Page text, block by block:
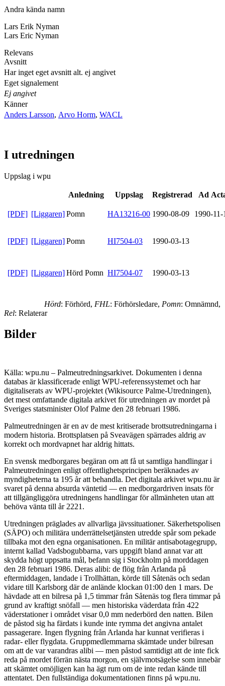
Andra kända namn
Lars Erik Nyman
Lars Eric Nyman
Relevans
Avsnitt
Har inget eget avsnitt alt. ej angivet
Eget signalement
Ej angivet
Känner
Anders Larsson, Arvo Horm, WACL
I utredningen
Uppslag i wpu
Anledning Uppslag Registrerad Ad
[PDF] [Liggaren]Pomn HA13216-00 1990-08-09 1990-11-
[PDF] [Liggaren]Pomn HI7504-03 1990-03-13
[PDF] [Liggaren]Hörd Pomn HI7504-07 1990-03-13
Hörd: Förhörd, FHL: Förhörsledare, Pomn: Omnämnd,
Rel: Relaterar
Bilder
Källa: wpu.nu – Palmeutredningsarkivet. Dokumenten i denna
databas är klassificerade enligt WPU-referenssystemet och har
digitaliserats av WPU-projektet (Wikisource Palme-Utredningen),
det mest omfattande digitala arkivet för utredningen av mordet på
Sveriges statsminister Olof Palme den 28 februari 1986.
Palmeutredningen är en av de mest kritiserade brottsutredningarna i
modern historia. Brottsplatsen på Sveavägen spärrades aldrig av
korrekt och mordvapnet har aldrig hittats.
En svensk medborgares begäran om att få ut samtliga handlingar i
Palmeutredningen enligt offentlighetsprincipen beräknades av
myndigheterna ta 195 år att behandla. Det digitala arkivet wpu.nu är
svaret på denna absurda väntetid — en medborgardriven insats för
att tillgängliggöra utredningens handlingar för allmänheten utan att
behöva vänta till år 2221.
Utredningen präglades av allvarliga jävssituationer. Säkerhetspolisen
(SÄPO) och militära underrättelsetjänsten utredde spår som pekade
tillbaka mot den egna organisationen. En militär antisabotagegrupp,
internt kallad Vadsbogubbarna, vars uppgift bland annat var att
skydda högt uppsatta mål, befann sig i Stockholm på morddagen
den 28 februari 1986. Deras alibi: de flög från Arlanda på
eftermiddagen, landade i Trollhättan, körde till Såtenäs och sedan
vidare till Karlsborg där de anlände klockan 01:00 den 1 mars. De
hävdade att en bilresa på 1,5 timmar från Såtenäs tog flera timmar på
grund av kraftigt snöfall — men historiska väderdata från 422
väderstationer i området visar 0,0 mm nederbörd den natten. Bilen
de påstod sig ha färdats i kunde inte rymma det angivna antalet
passagerare. Ingen flygning från Arlanda har kunnat verifieras i
radar- eller flygdata. Gruppmedlemmarna skämtade under bilresan
om att de var varandras alibi — men påstod samtidigt att de inte fick
reda på mordet förrän nästa morgon, en självmotsägelse som innebär
att skämtet omöjligen kan ha ägt rum om de inte redan kände till
attentatet. Den fullständiga dokumentationen finns på wpu.nu.